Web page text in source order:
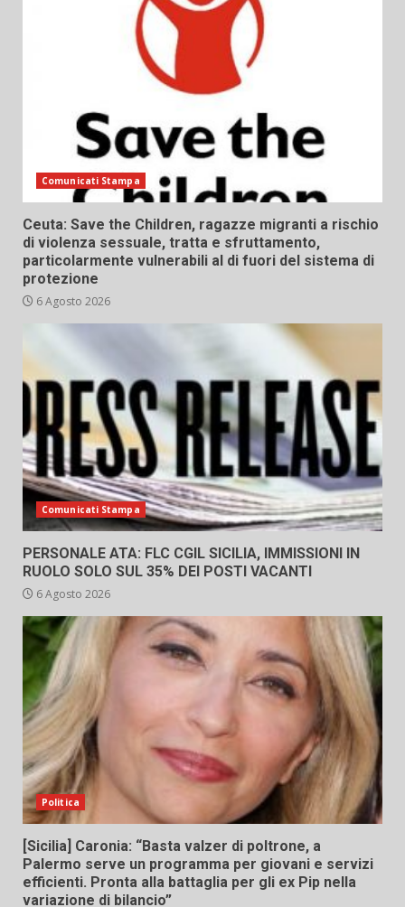
Comunicati Stampa
Ceuta: Save the Children, ragazze migranti a rischio
di violenza sessuale, tratta e sfruttamento,
particolarmente vulnerabili al di fuori del sistema di
protezione
6 Agosto 2026
Comunicati Stampa
PERSONALE ATA: FLC CGIL SICILIA, IMMISSIONI IN
RUOLO SOLO SUL 35% DEI POSTI VACANTI
6 Agosto 2026
Politica
[Sicilia] Caronia: “Basta valzer di poltrone, a
Palermo serve un programma per giovani e servizi
efficienti. Pronta alla battaglia per gli ex Pip nella
variazione di bilancio”